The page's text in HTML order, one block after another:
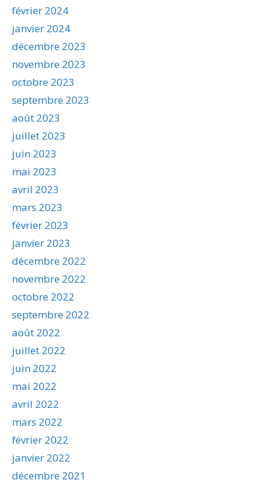
février 2024
janvier 2024
décembre 2023
novembre 2023
octobre 2023
septembre 2023
août 2023
juillet 2023
juin 2023
mai 2023
avril 2023
mars 2023
février 2023
janvier 2023
décembre 2022
novembre 2022
octobre 2022
septembre 2022
août 2022
juillet 2022
juin 2022
mai 2022
avril 2022
mars 2022
février 2022
janvier 2022
décembre 2021